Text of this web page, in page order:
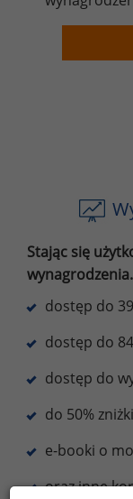
Stając się
dostęp do
dostęp do
dostęp do
do 50%
e-booki o
oraz inne